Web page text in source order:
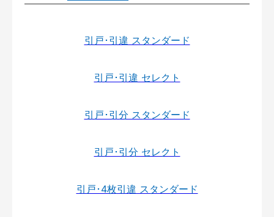
引戸･引違 スタンダード
引戸･引違 セレクト
引戸･引分 スタンダード
引戸･引分 セレクト
引戸･4枚引違 スタンダード